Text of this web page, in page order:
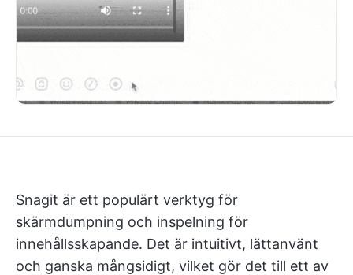
Snagit är ett populärt verktyg för
skärmdumpning och inspelning för
innehållsskapande. Det är intuitivt, lättanvänt
och ganska mångsidigt, vilket gör det till ett av